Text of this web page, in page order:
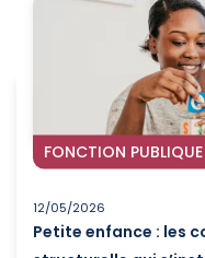
FONCTION
12/05/2026
Petite enfance : les